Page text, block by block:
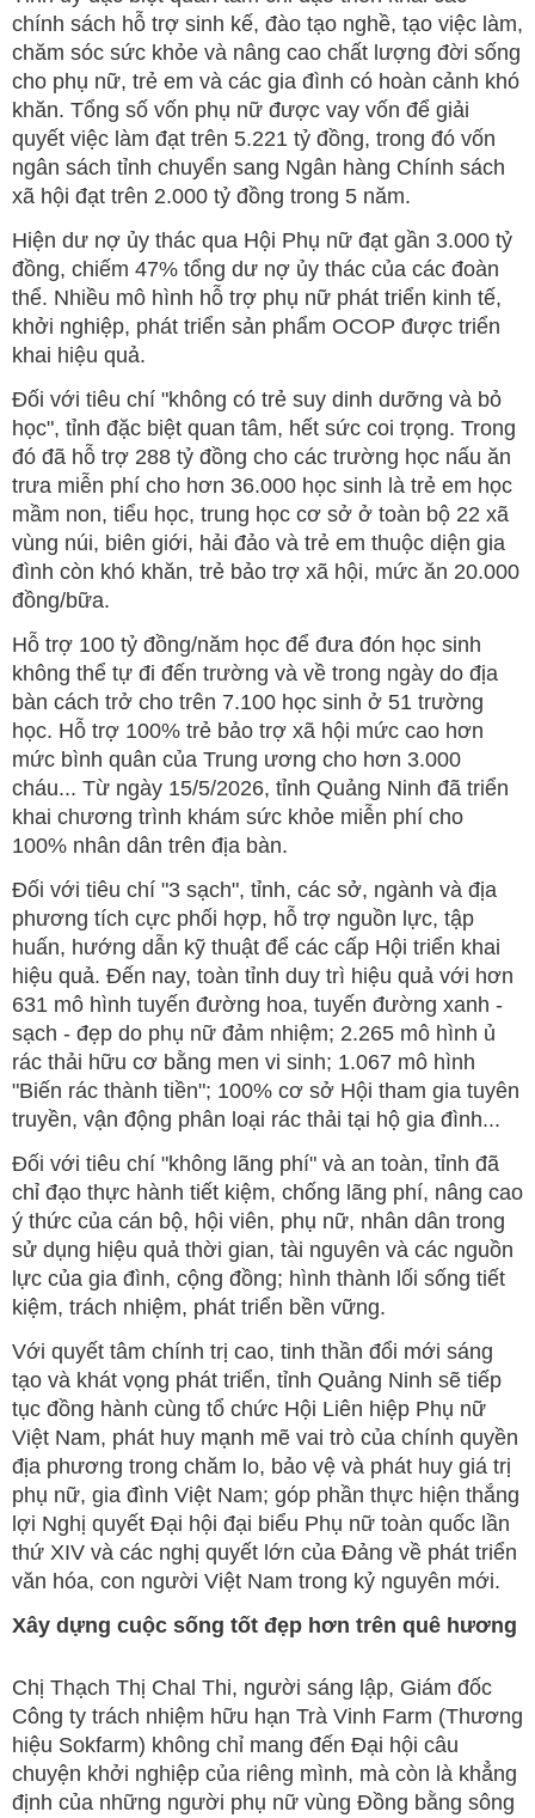
chính sách hỗ trợ sinh kế, đào tạo nghề, tạo việc làm,
chăm sóc sức khỏe và nâng cao chất lượng đời sống
cho phụ nữ, trẻ em và các gia đình có hoàn cảnh khó
khăn. Tổng số vốn phụ nữ được vay vốn để giải
quyết việc làm đạt trên 5.221 tỷ đồng, trong đó vốn
ngân sách tỉnh chuyển sang Ngân hàng Chính sách
xã hội đạt trên 2.000 tỷ đồng trong 5 năm.
Hiện dư nợ ủy thác qua Hội Phụ nữ đạt gần 3.000 tỷ
đồng, chiếm 47% tổng dư nợ ủy thác của các đoàn
thể. Nhiều mô hình hỗ trợ phụ nữ phát triển kinh tế,
khởi nghiệp, phát triển sản phẩm OCOP được triển
khai hiệu quả.
Đối với tiêu chí "không có trẻ suy dinh dưỡng và bỏ
học", tỉnh đặc biệt quan tâm, hết sức coi trọng. Trong
đó đã hỗ trợ 288 tỷ đồng cho các trường học nấu ăn
trưa miễn phí cho hơn 36.000 học sinh là trẻ em học
mầm non, tiểu học, trung học cơ sở ở toàn bộ 22 xã
vùng núi, biên giới, hải đảo và trẻ em thuộc diện gia
đình còn khó khăn, trẻ bảo trợ xã hội, mức ăn 20.000
đồng/bữa.
Hỗ trợ 100 tỷ đồng/năm học để đưa đón học sinh
không thể tự đi đến trường và về trong ngày do địa
bàn cách trở cho trên 7.100 học sinh ở 51 trường
học. Hỗ trợ 100% trẻ bảo trợ xã hội mức cao hơn
mức bình quân của Trung ương cho hơn 3.000
cháu... Từ ngày 15/5/2026, tỉnh Quảng Ninh đã triển
khai chương trình khám sức khỏe miễn phí cho
100% nhân dân trên địa bàn.
Đối với tiêu chí "3 sạch", tỉnh, các sở, ngành và địa
phương tích cực phối hợp, hỗ trợ nguồn lực, tập
huấn, hướng dẫn kỹ thuật để các cấp Hội triển khai
hiệu quả. Đến nay, toàn tỉnh duy trì hiệu quả với hơn
631 mô hình tuyến đường hoa, tuyến đường xanh -
sạch - đẹp do phụ nữ đảm nhiệm; 2.265 mô hình ủ
rác thải hữu cơ bằng men vi sinh; 1.067 mô hình
"Biến rác thành tiền"; 100% cơ sở Hội tham gia tuyên
truyền, vận động phân loại rác thải tại hộ gia đình...
Đối với tiêu chí "không lãng phí" và an toàn, tỉnh đã
chỉ đạo thực hành tiết kiệm, chống lãng phí, nâng cao
ý thức của cán bộ, hội viên, phụ nữ, nhân dân trong
sử dụng hiệu quả thời gian, tài nguyên và các nguồn
lực của gia đình, cộng đồng; hình thành lối sống tiết
kiệm, trách nhiệm, phát triển bền vững.
Với quyết tâm chính trị cao, tinh thần đổi mới sáng
tạo và khát vọng phát triển, tỉnh Quảng Ninh sẽ tiếp
tục đồng hành cùng tổ chức Hội Liên hiệp Phụ nữ
Việt Nam, phát huy mạnh mẽ vai trò của chính quyền
địa phương trong chăm lo, bảo vệ và phát huy giá trị
phụ nữ, gia đình Việt Nam; góp phần thực hiện thắng
lợi Nghị quyết Đại hội đại biểu Phụ nữ toàn quốc lần
thứ XIV và các nghị quyết lớn của Đảng về phát triển
văn hóa, con người Việt Nam trong kỷ nguyên mới.
Xây dựng cuộc sống tốt đẹp hơn trên quê hương
Chị Thạch Thị Chal Thi, người sáng lập, Giám đốc
Công ty trách nhiệm hữu hạn Trà Vinh Farm (Thương
hiệu Sokfarm) không chỉ mang đến Đại hội câu
chuyện khởi nghiệp của riêng mình, mà còn là khẳng
định của những người phụ nữ vùng Đồng bằng sông